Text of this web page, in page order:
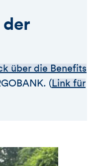
über die Benefits
( Link für